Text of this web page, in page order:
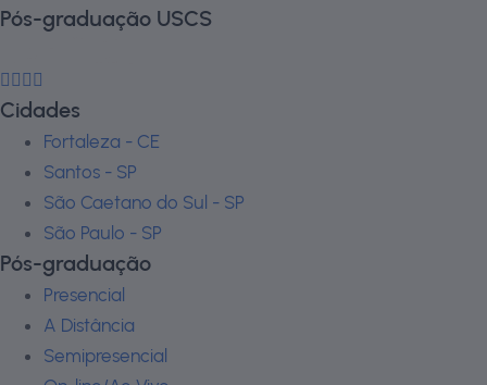
Pós-graduação USCS
Cidades
Fortaleza - CE
Santos - SP
São Caetano do Sul - SP
São Paulo - SP
Pós-graduação
Presencial
A Distância
Semipresencial